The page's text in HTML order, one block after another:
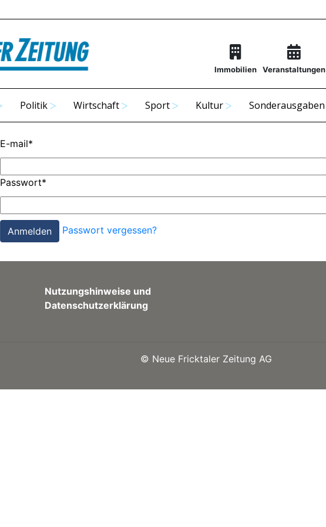
Immobilien Veranstaltungen
Politik Wirtschaft Sport Kultur Sonderausgaben
E-mail*
Passwort*
Passwort vergessen?
Nutzungshinweise und
Datenschutzerklärung
© Neue Fricktaler Zeitung AG